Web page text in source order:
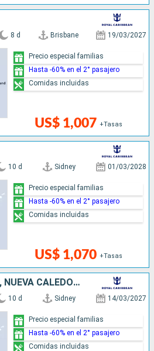
8 d Brisbane 19/03/2027
US$ 1,007 +Tasas
Precio especial familias
Hasta -60% en el 2° pasajero
Comidas incluidas
10 d Sidney 01/03/2028
US$ 1,070 +Tasas
Precio especial familias
Hasta -60% en el 2° pasajero
Comidas incluidas
AUSTRALIA, VANUATU, NUEVA CALEDONIA
10 d Sidney 14/03/2027
Precio especial familias
Hasta -60% en el 2° pasajero
Comidas incluidas